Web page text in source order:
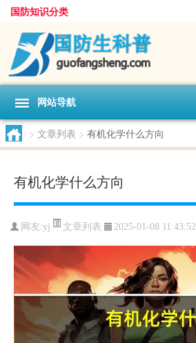
国防知识分类
网站导航
> 文章列表 > 有机化学什么方向
有机化学什么方向
网友:yj 文章列表 2025-01-08 11:43:52